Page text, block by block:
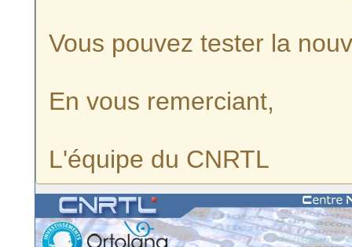
Vous pouvez tester la
En vous remerciant,
L'équipe du CNRTL